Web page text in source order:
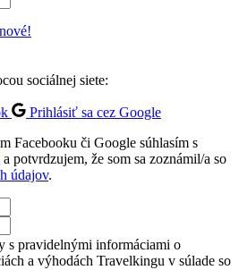
sociálnej siete:
Prihlásiť sa cez Google
Facebooku či Google súhlasím s
a potvrdzujem, že som sa zoznámil/a so
údajov.
s pravidelnými informáciami o
a výhodách Travelkingu v súlade so